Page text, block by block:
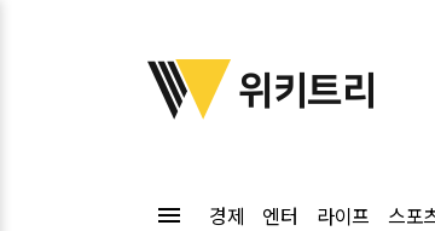
위키트리
위키트리
menu 경제 엔터 라이프 스포